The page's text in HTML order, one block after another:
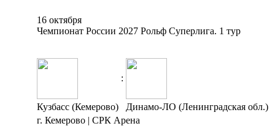
16 октября
Чемпионат России 2027 Рольф Суперлига. 1 тур
:
Кузбасс (Кемерово)
Динамо-ЛО (Ленинградская обл.)
г. Кемерово | СРК Арена